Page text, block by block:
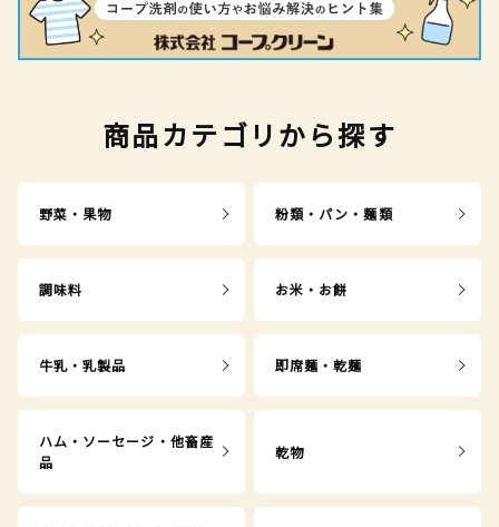
商品カテゴリから探す
野菜・果物 粉類・パン・麺類
調味料 お米・お餅
牛乳・乳製品 即席麺・乾麺
ハム・ソーセージ・他畜産
品
乾物